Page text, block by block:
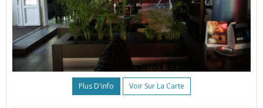
Plus D'info Voir Sur La Carte